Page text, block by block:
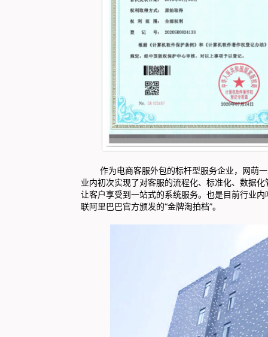
作为电商客服外包的标杆型服务企业，网萌一
业内初次实现了对客服的流程化、标准化、数据
让客户享受到一站式的系统服务。也是目前行业
联阿里巴巴官方颁发的“金牌淘拍档”。